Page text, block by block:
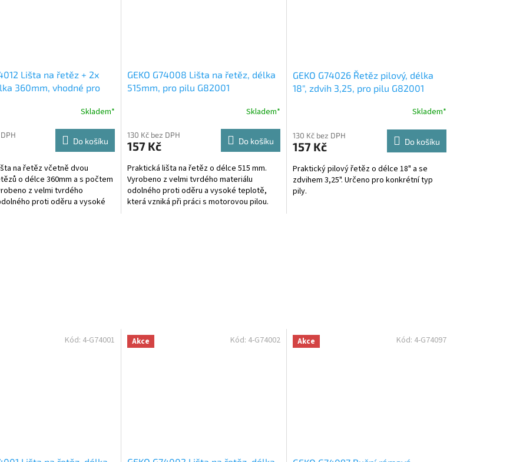
Lišta na řetěz + 2x
360mm, vhodné pro
Skladem*
Do košíku
na řetěz včetně dvou
o délce 360mm a s počtem
z velmi tvrdého
proti oděru a vysoké
GEKO G74008 Lišta na řetěz, délka
515mm, pro pilu G82001
Skladem*
130 Kč bez DPH
157 Kč Do košíku
Praktická lišta na řetěz o délce 515 mm.
Vyrobeno z velmi tvrdého materiálu
odolného proti oděru a vysoké teplotě,
která vzniká při práci s motorovou pilou.
GEKO G74026 Řetěz pilový, délka
18", zdvih 3,25, pro pilu G82001
Skladem*
130 Kč bez DPH
157 Kč Do košíku
Praktický pilový řetěz o délce 18" a se
zdvihem 3,25". Určeno pro konkrétní typ
pily.
Kód: 4-G74001 Akce Kód: 4-G74002 Akce Kód: 4-G74097